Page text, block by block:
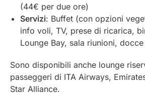
(44€ per due ore)
Servizi: Buffet (con opzioni
info voli, TV, prese di ricarica,
Lounge Bay, sala riunioni, docce
Sono disponibili anche lounge
passeggeri di ITA Airways,
Star Alliance.